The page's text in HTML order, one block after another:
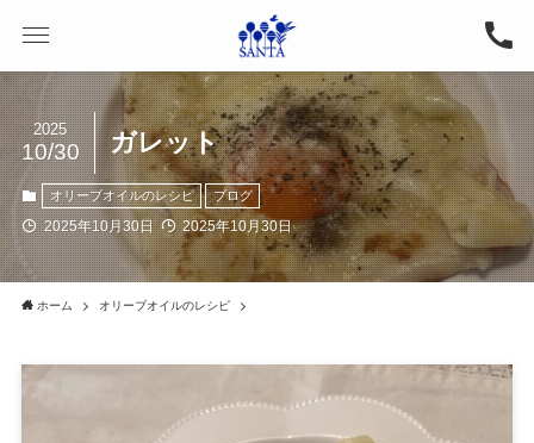
ガレット
2025
10/30
オリーブオイルのレシピ ブログ
2025年10月30日 2025年10月30日
ホーム オリーブオイルのレシピ